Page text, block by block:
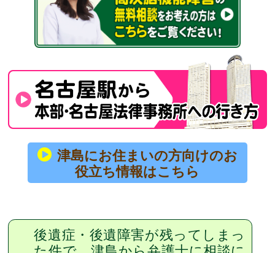
津島にお住まいの方向けのお
役立ち情報はこちら
後遺症・後遺障害が残ってしまっ